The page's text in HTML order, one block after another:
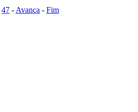
47 -Avança - Fim